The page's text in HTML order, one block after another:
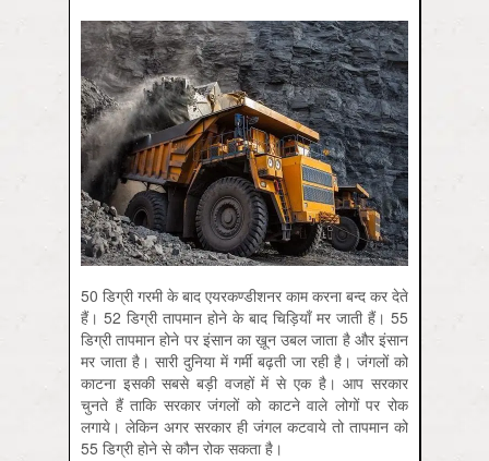
50 डिग्री गरमी के बाद एयरकण्डीशनर काम करना बन्द कर देते
हैं। 52 डिग्री तापमान होने के बाद चिड़ियाँ मर जाती हैं। 55
डिग्री तापमान होने पर इंसान का ख़ून उबल जाता है और इंसान
मर जाता है। सारी दुनिया में गर्मी बढ़ती जा रही है। जंगलों को
काटना इसकी सबसे बड़ी वजहों में से एक है। आप सरकार
चुनते हैं ताकि सरकार जंगलों को काटने वाले लोगों पर रोक
लगाये। लेकिन अगर सरकार ही जंगल कटवाये तो तापमान को
55 डिग्री होने से कौन रोक सकता है।